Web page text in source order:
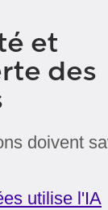
et
des
doivent
utilise l'IA